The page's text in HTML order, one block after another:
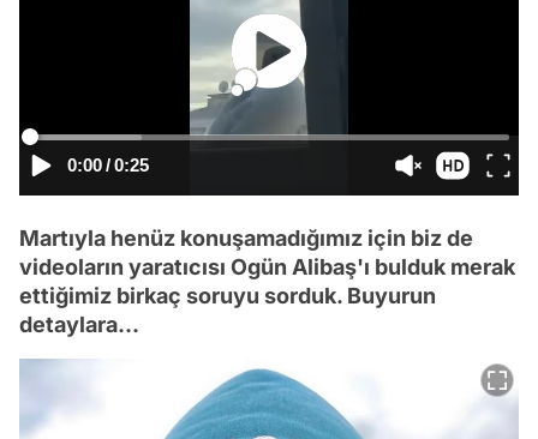
0:00/0:25
Martıyla henüz konuşamadığımız için biz de
videoların yaratıcısı Ogün Alibaş'ı bulduk merak
ettiğimiz birkaç soruyu sorduk. Buyurun
detaylara...